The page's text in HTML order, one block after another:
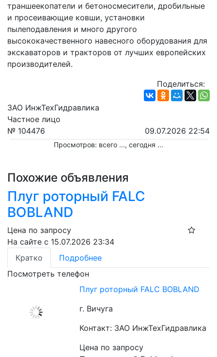
траншеекопатели и бетоносмесители, дробильные
и просеивающие ковши, установки
пылеподавления и много другого
высококачественного навесного оборудования для
экскаваторов и тракторов от лучших европейских
производителей.
Поделиться:
ЗАО ИнжТехГидравлика
Частное лицо
№ 104476
09.07.2026 22:54
Просмотров: всего ..., сегодня ...
Похожие объявления
Плуг роторный FALC
BOBLAND
Цена по запросу
На сайте с 15.07.2026 23:34
Кратко
Подробнее
Посмотреть телефон
Плуг роторный FALC BOBLAND
г. Вичуга
Контакт: ЗАО ИнжТехГидравлика
Цена по запросу